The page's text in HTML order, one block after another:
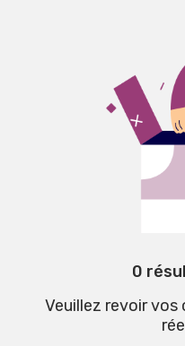
0
Veuillez revoir